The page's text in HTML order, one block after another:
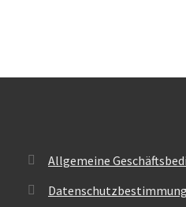
Allgemeine